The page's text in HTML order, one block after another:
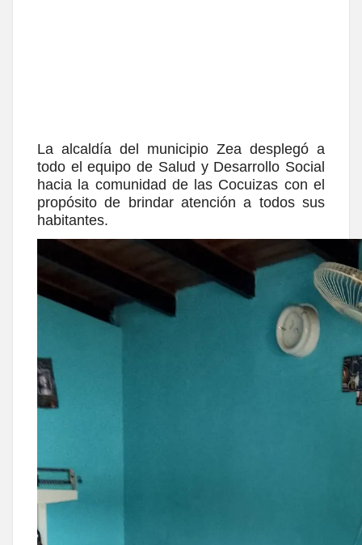
La alcaldía del municipio Zea desplegó a
todo el equipo de Salud y Desarrollo Social
hacia la comunidad de las Cocuizas con el
propósito de brindar atención a todos sus
habitantes.